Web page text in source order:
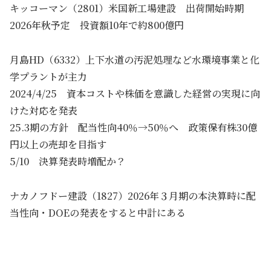
キッコーマン（2801）米国新工場建設 出荷開始時期
2026年秋予定 投資額10年で約800億円
月島HD（6332）上下水道の汚泥処理など水環境事業と化
学プラントが主力
2024/4/25 資本コストや株価を意識した経営の実現に向
けた対応を発表
25.3期の方針 配当性向40％→50％へ 政策保有株30億
円以上の売却を目指す
5/10 決算発表時増配か？
ナカノフドー建設（1827）2026年３月期の本決算時に配
当性向・DOEの発表をすると中計にある